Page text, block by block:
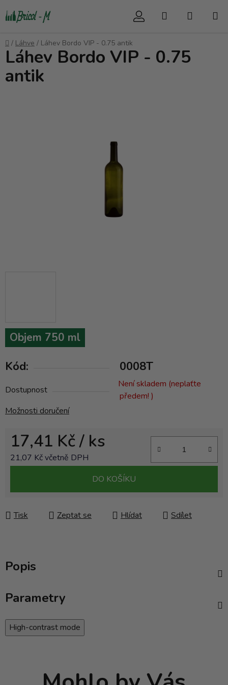
na
Hledat
Domů
/ Láhve / Láhev Bordo VIP - 0.75 antik
Objem 750 ml
Kód: 0008T
Dostupnost
Není skladem (neplaťte
předem! )
Možnosti doručení
17,41 Kč/ ks
21,07 Kč včetně DPH
DO KOŠÍKU
Tisk Zeptat se Hlídat Sdílet
Láhev Bordo VIP - 0.75
antik
Popis
Parametry
High-contrast mode